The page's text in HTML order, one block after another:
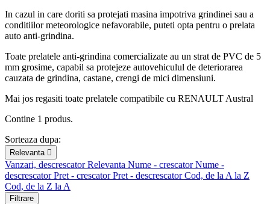
In cazul in care doriti sa protejati masina impotriva grindinei sau a
conditiilor meteorologice nefavorabile, puteti opta pentru o prelata
auto anti-grindina.
Toate prelatele anti-grindina comercializate au un strat de PVC de 5
mm grosime, capabil sa protejeze autovehiculul de deteriorarea
cauzata de grindina, castane, crengi de mici dimensiuni.
Mai jos regasiti toate prelatele compatibile cu RENAULT Austral
Contine 1 produs.
Sorteaza dupa:
Relevanta 
Vanzari, descrescatorRelevanta Nume - crescatorNume -
descrescatorPret - crescatorPret - descrescatorCod, de la A la Z
Cod, de la Z la A
Filtrare